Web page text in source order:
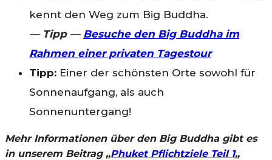
kennt den Weg zum Big Buddha.
— Tipp — Besuche den Big Buddha im
Rahmen einer privaten Tagestour
Tipp: Einer der schönsten Orte sowohl für
Sonnenaufgang, als auch
Sonnenuntergang!
Mehr Informationen über den Big Buddha gibt es
in unserem Beitrag „Phuket Pflichtziele Teil 1„